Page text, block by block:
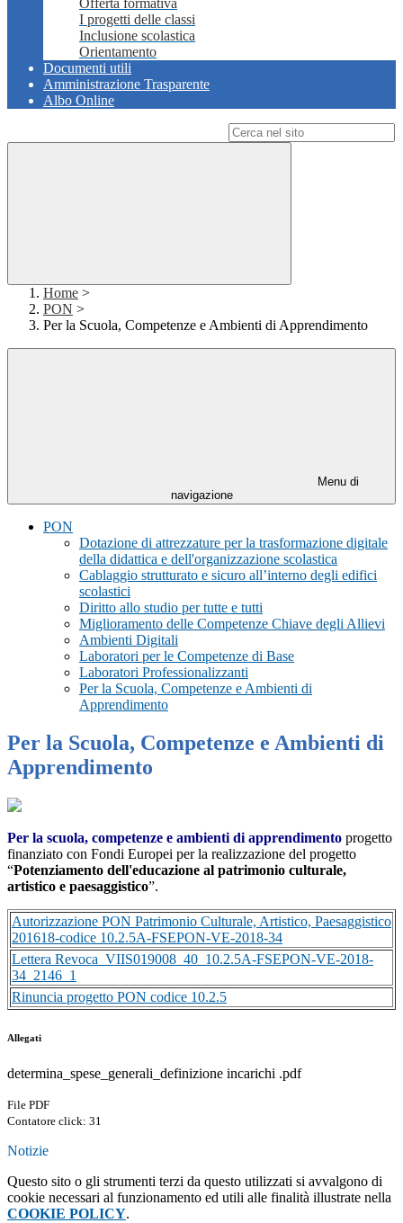
Offerta formativa
I progetti delle classi
Inclusione scolastica
Orientamento
Documenti utili
Amministrazione Trasparente
Albo Online
Home >
PON >
Per la Scuola, Competenze e Ambienti di Apprendimento
Menu di
navigazione
PON
Dotazione di attrezzature per la trasformazione digitale
della didattica e dell'organizzazione scolastica
Cablaggio strutturato e sicuro all’interno degli edifici
scolastici
Diritto allo studio per tutte e tutti
Miglioramento delle Competenze Chiave degli Allievi
Ambienti Digitali
Laboratori per le Competenze di Base
Laboratori Professionalizzanti
Per la Scuola, Competenze e Ambienti di
Apprendimento
Per la Scuola, Competenze e Ambienti di
Apprendimento
Per la scuola, competenze e ambienti di apprendimento progetto
finanziato con Fondi Europei per la realizzazione del progetto
“Potenziamento dell'educazione al patrimonio culturale,
artistico e paesaggistico”.
Autorizzazione PON Patrimonio Culturale, Artistico, Paesaggistico
201618-codice 10.2.5A-FSEPON-VE-2018-34
Lettera Revoca_VIIS019008_40_10.2.5A-FSEPON-VE-2018-
34_2146_1
Rinuncia progetto PON codice 10.2.5
Allegati
determina_spese_generali_definizione incarichi .pdf
File PDF
Contatore click: 31
Notizie
Questo sito o gli strumenti terzi da questo utilizzati si avvalgono di
cookie necessari al funzionamento ed utili alle finalità illustrate nella
COOKIE POLICY.